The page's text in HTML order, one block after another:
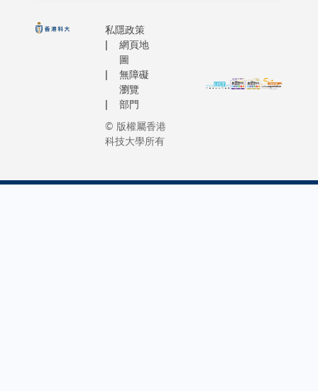
私隱政策
網頁地
圖
無障礙
瀏覽
部門
© 版權屬香港
科技大學所有